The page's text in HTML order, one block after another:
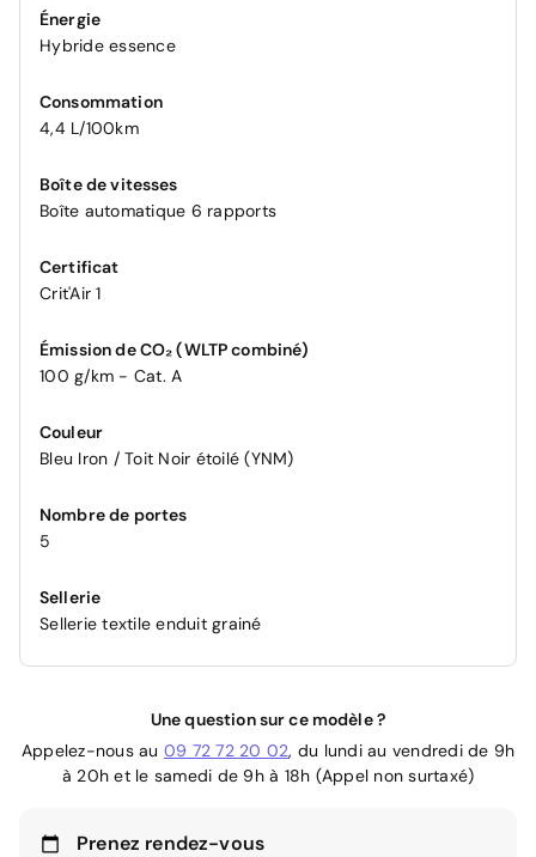
Énergie
Hybride essence
Consommation
4,4 L/100km
Boîte de vitesses
Boîte automatique 6 rapports
Certificat
Crit'Air 1
Émission de CO₂ (WLTP combiné)
100 g/km - Cat. A
Couleur
Bleu Iron / Toit Noir étoilé (YNM)
Nombre de portes
5
Sellerie
Sellerie textile enduit grainé
Une question sur ce modèle ?
Appelez-nous au 09 72 72 20 02, du lundi au vendredi de 9h
à 20h et le samedi de 9h à 18h (Appel non surtaxé)
Prenez rendez-vous